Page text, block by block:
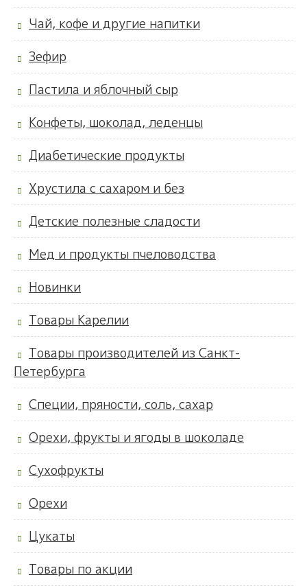
Чай, кофе и другие напитки
Зефир
Пастила и яблочный сыр
Конфеты, шоколад, леденцы
Диабетические продукты
Хрустила с сахаром и без
Детские полезные сладости
Мед и продукты пчеловодства
Новинки
Товары Карелии
Товары производителей из Санкт-
Петербурга
Специи, пряности, соль, сахар
Орехи, фрукты и ягоды в шоколаде
Сухофрукты
Орехи
Цукаты
Товары по акции